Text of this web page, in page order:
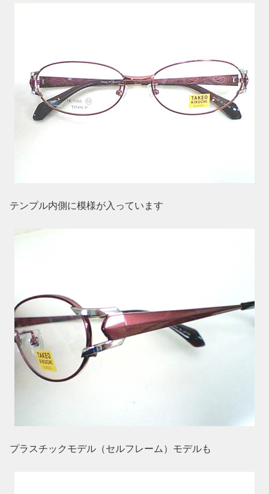
テンプル内側に模様が入っています
プラスチックモデル（セルフレーム）モデルも